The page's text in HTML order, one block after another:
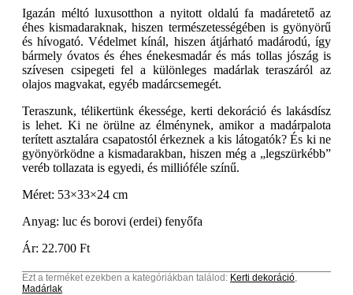
Igazán méltó luxusotthon a nyitott oldalú fa madáretető az
éhes kismadaraknak, hiszen természetességében is gyönyörű
és hívogató. Védelmet kínál, hiszen átjárható madárodú, így
bármely óvatos és éhes énekesmadár és más tollas jószág is
szívesen csipegeti fel a különleges madárlak teraszáról az
olajos magvakat, egyéb madárcsemegét.
Teraszunk, télikertünk ékessége, kerti dekoráció és lakásdísz
is lehet. Ki ne örülne az élménynek, amikor a madárpalota
terített asztalára csapatostól érkeznek a kis látogatók? És ki ne
gyönyörködne a kismadarakban, hiszen még a „legszürkébb”
veréb tollazata is egyedi, és millióféle színű.
Méret: 53×33×24 cm
Anyag: luc és borovi (erdei) fenyőfa
Ár: 22.700 Ft
Ezt a terméket ezekben a kategóriákban találod: Kerti dekoráció,
Madárlak